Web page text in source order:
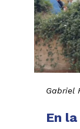
Gabriel
En